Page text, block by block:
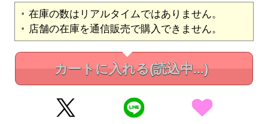
在庫の数はリアルタイムではありません。
店舗の在庫を通信販売で購入できません。
カートに入れる(読込中...)